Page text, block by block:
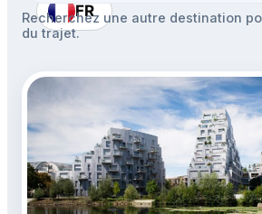
FR
Recherchez une autre destination
du trajet.